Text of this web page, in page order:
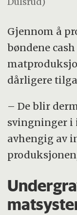
Gjennom å
bøndene
dårligere
– De blir
svingninger i
avhengig av